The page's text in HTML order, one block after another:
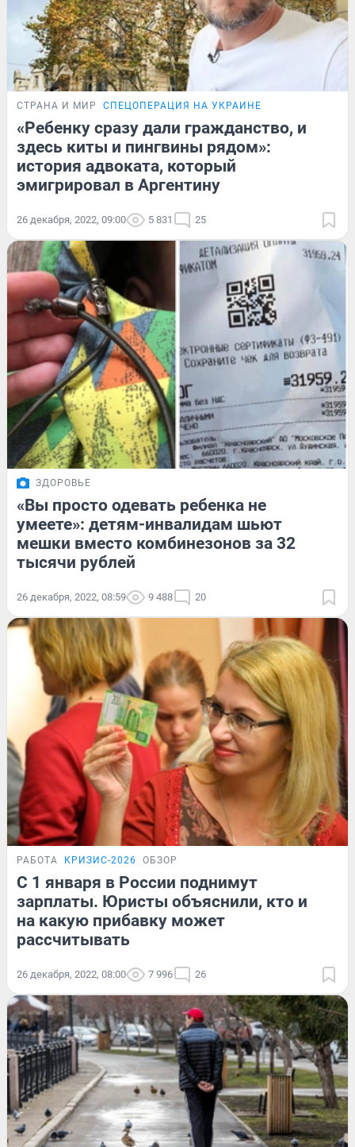
СТРАНА И МИР СПЕЦОПЕРАЦИЯ НА УКРАИНЕ
«Ребенку сразу дали гражданство, и
здесь киты и пингвины рядом»:
история адвоката, который
эмигрировал в Аргентину
26 декабря, 2022, 09:00 5 831 25
ЗДОРОВЬЕ
«Вы просто одевать ребенка не
умеете»: детям-инвалидам шьют
мешки вместо комбинезонов за 32
тысячи рублей
26 декабря, 2022, 08:59 9 488 20
РАБОТА КРИЗИС-2026 ОБЗОР
С 1 января в России поднимут
зарплаты. Юристы объяснили, кто и
на какую прибавку может
рассчитывать
26 декабря, 2022, 08:00 7 996 26